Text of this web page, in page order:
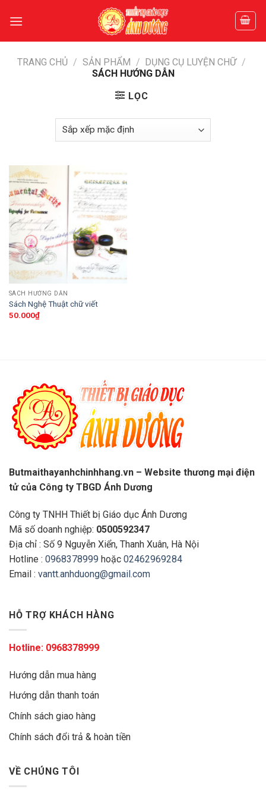
TRANG CHỦ / SẢN PHẨM / DỤNG CỤ LUYỆN CHỮ /
SÁCH HƯỚNG DẪN
LỌC
SÁCH HƯỚNG DẪN
Sách Nghệ Thuật chữ viết
50.000₫
Butmaithayanhchinhhang.vn – Website thương mại điện
tử của Công ty TBGD Ánh Dương
Công ty TNHH Thiết bị Giáo dục Ánh Dương
Mã số doanh nghiệp: 0500592347
Địa chỉ : Số 9 Nguyễn Xiển, Thanh Xuân, Hà Nội
Hotline : 0968378999 hoặc 02462969284
Email : vantt.anhduong@gmail.com
HỖ TRỢ KHÁCH HÀNG
Hotline: 0968378999
Hướng dẫn mua hàng
Hướng dẫn thanh toán
Chính sách giao hàng
Chính sách đổi trả & hoàn tiền
VỀ CHÚNG TÔI